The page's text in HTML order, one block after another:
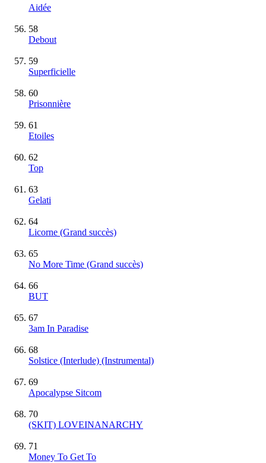
Aidée
58
Debout
59
Superficielle
60
Prisonnière
61
Etoiles
62
Top
63
Gelati
64
Licorne (Grand succès)
65
No More Time (Grand succès)
66
BUT
67
3am In Paradise
68
Solstice (Interlude) (Instrumental)
69
Apocalypse Sitcom
70
(SKIT) LOVEINANARCHY
71
Money To Get To